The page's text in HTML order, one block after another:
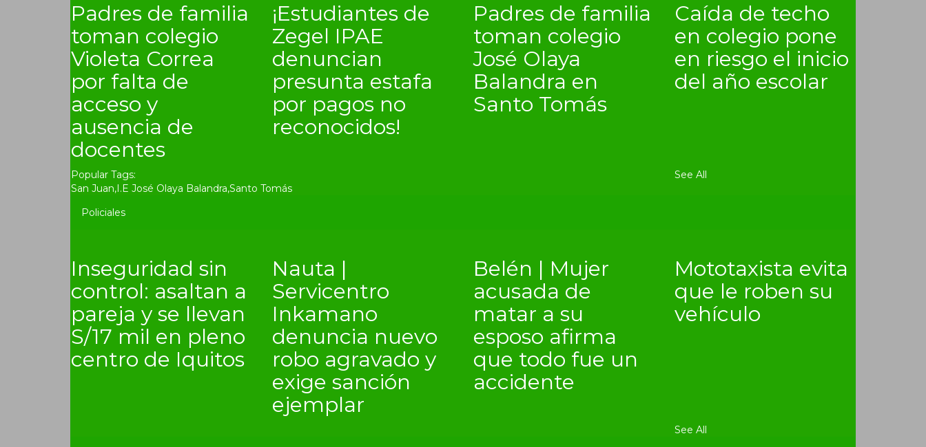
Padres de familia
toman colegio
Violeta Correa
por falta de
acceso y
ausencia de
docentes
¡Estudiantes de
Zegel IPAE
denuncian
presunta estafa
por pagos no
reconocidos!
Padres de familia
toman colegio
José Olaya
Balandra en
Santo Tomás
Caída de techo
en colegio pone
en riesgo el inicio
del año escolar
Popular Tags:
San Juan,I.E José Olaya Balandra,Santo Tomás
See All
Policiales
Inseguridad sin
control: asaltan a
pareja y se llevan
S/17 mil en pleno
centro de Iquitos
Nauta |
Servicentro
Inkamano
denuncia nuevo
robo agravado y
exige sanción
ejemplar
Belén | Mujer
acusada de
matar a su
esposo afirma
que todo fue un
accidente
Mototaxista evita
que le roben su
vehículo
See All